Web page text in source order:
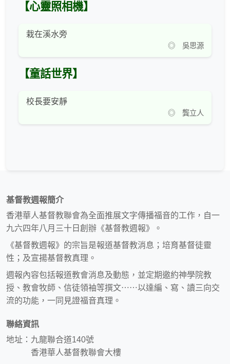
【心靈照相機】
栽在溪水旁
◎ 吳思源
【童話世界】
校長要安靜
◎ 龔立人
基督教週報簡介
香港華人基督教聯會為全面推展文字傳播福音的工作，自一
九六四年八月三十日創辦《基督教週報》。
《基督教週報》的宗旨是報道基督教消息；培育基督徒靈
性；及宣揚基督教真理。
週報內容包括報道教會消息及動態，並定期邀約神學院教
授、教會牧師、信徒領袖等撰文⋯⋯以達編、寫、讀三向交
流的功能，一同見證福音真理。
聯絡資訊
地址：九龍聯合道140號
香港華人基督教聯會大樓